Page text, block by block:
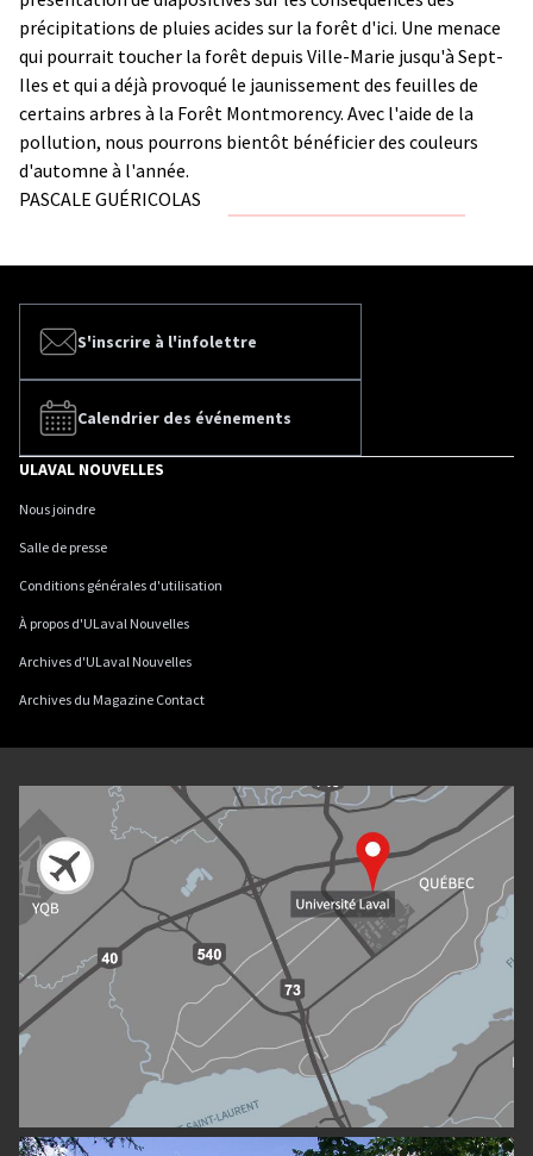
précipitations de pluies acides sur la forêt d'ici. Une menace
qui pourrait toucher la forêt depuis Ville-Marie jusqu'à Sept-
Iles et qui a déjà provoqué le jaunissement des feuilles de
certains arbres à la Forêt Montmorency. Avec l'aide de la
pollution, nous pourrons bientôt bénéficier des couleurs
d'automne à l'année.
PASCALE GUÉRICOLAS
S'inscrire à l'infolettre
Calendrier des événements
ULAVAL NOUVELLES
Nous joindre
Salle de presse
Conditions générales d'utilisation
À propos d'ULaval Nouvelles
Archives d'ULaval Nouvelles
Archives du Magazine Contact